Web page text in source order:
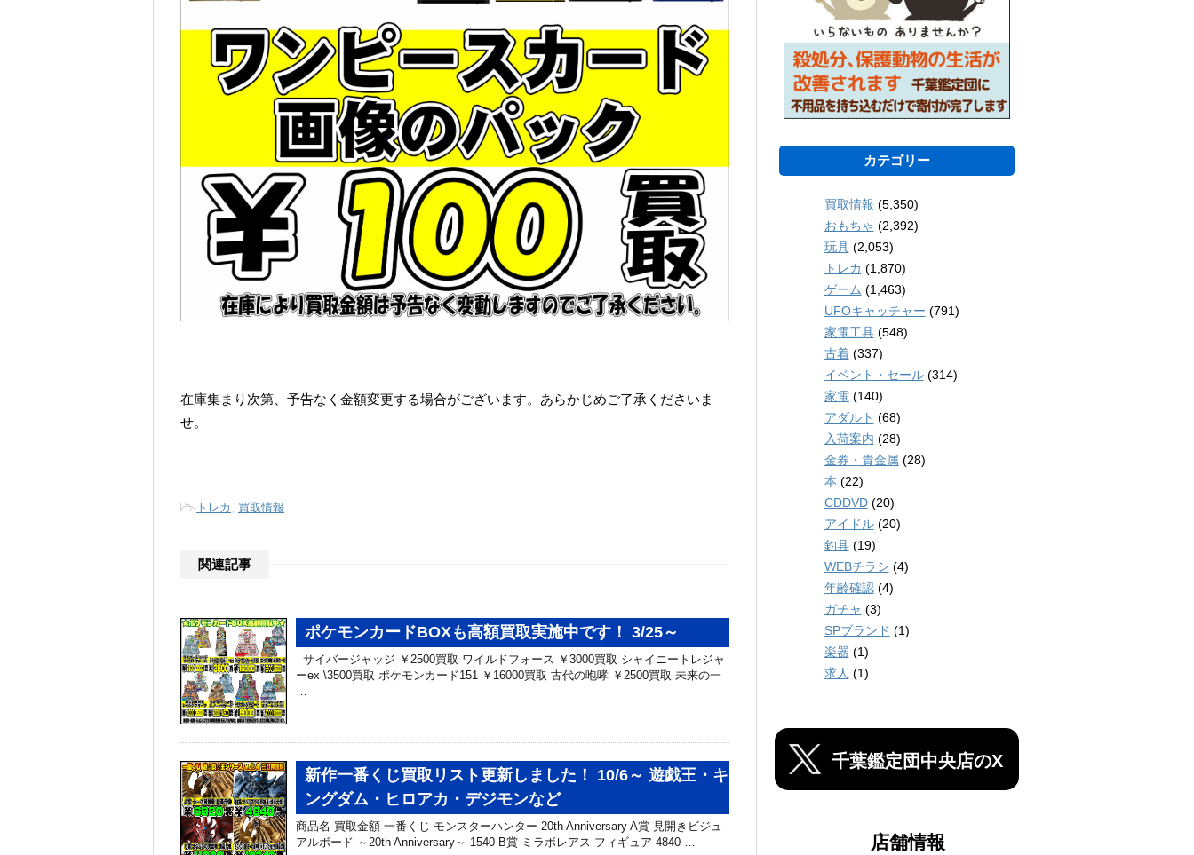
在庫集まり次第、予告なく金額変更する場合がございます。あらかじめご了承くださいま
せ。
- トレカ 買取情報
関連記事
ポケモンカードBOXも高額買取実施中です！ 3/25～
サイバージャッジ ￥2500買取 ワイルドフォース ￥3000買取 シャイニートレジャ
ーex \3500買取 ポケモンカード151 ￥16000買取 古代の咆哮 ￥2500買取 未来の一
新作一番くじ買取リスト更新しました！ 10/6～ 遊戯王・キ
ングダム・ヒロアカ・デジモンなど
商品名 買取金額 一番くじ モンスターハンター 20th Anniversary A賞 見開きビジュ
アルボード ～20th Anniversary～ 1540 B賞 ミラボレアス フィギュア 4840 …
カテゴリー
買取情報 (5,350)
おもちゃ (2,392)
玩具(2,053)
トレカ (1,870)
ゲーム (1,463)
UFOキャッチャー (791)
家電工具(548)
古着(337)
イベント・セール(314)
家電(140)
アダルト (68)
入荷案内 (28)
金券・貴金属 (28)
本 (22)
CDDVD(20)
アイドル(20)
釣具(19)
WEBチラシ (4)
年齢確認(4)
ガチャ (3)
SPブランド (1)
楽器 (1)
求人 (1)
千葉鑑定団中央店のX
店舗情報